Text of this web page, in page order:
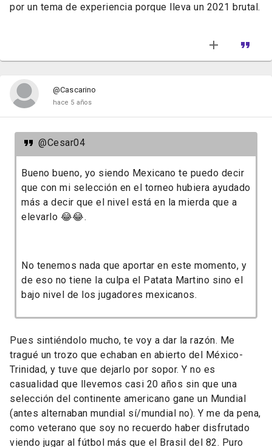
por un tema de experiencia porque lleva un 2021 brutal.
@Cascarino
hace 5 años
@Cesar04
Bueno bueno, yo siendo Mexicano te puedo decir
que con mi selección en el torneo hubiera ayudado
más a decir que el nivel está en la mierda que a
elevarlo 😂😂.
No tenemos nada que aportar en este momento, y
de eso no tiene la culpa el Patata Martino sino el
bajo nivel de los jugadores mexicanos.
Pues sintiéndolo mucho, te voy a dar la razón. Me
tragué un trozo que echaban en abierto del México-
Trinidad, y tuve que dejarlo por sopor. Y no es
casualidad que llevemos casi 20 años sin que una
selección del continente americano gane un Mundial
(antes alternaban mundial sí/mundial no). Y me da pena,
como veterano que soy no recuerdo haber disfrutado
viendo jugar al fútbol más que el Brasil del 82. Puro